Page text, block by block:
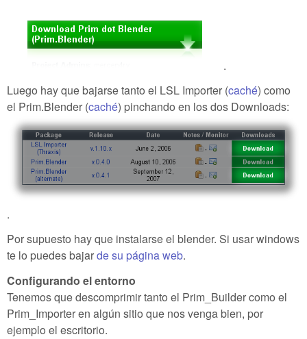
.
Luego hay que bajarse tanto el LSL Importer (caché) como
el Prim.Blender (caché) pinchando en los dos Downloads:
.
Por supuesto hay que instalarse el blender. Si usar windows
te lo puedes bajarde su página web.
Configurando el entorno
Tenemos que descomprimir tanto el Prim_Builder como el
Prim_Importer en algún sitio que nos venga bien, por
ejemplo el escritorio.